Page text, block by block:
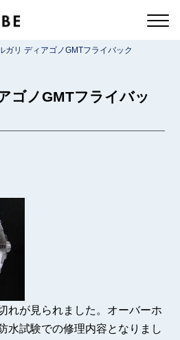
ガリ ディアゴノGMTフライバック
ゴノGMTフライバッ
れが見られました。オーバーホ
水試験での修理内容となりまし